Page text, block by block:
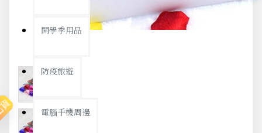
開學季用品
防疫旅遊
電腦手機周邊